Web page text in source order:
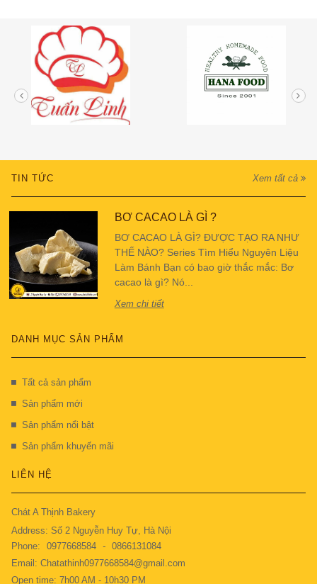
TIN TỨC Xem tất cả
BƠ CACAO LÀ GÌ ?
BƠ CACAO LÀ GÌ? ĐƯỢC TẠO RA NHƯ
THẾ NÀO? Series Tìm Hiểu Nguyên Liệu
Làm Bánh Bạn có bao giờ thắc mắc: Bơ
cacao là gì? Nó...
Xem chi tiết
DANH MỤC SẢN PHẨM
Tất cả sản phẩm
Sản phẩm mới
Sản phẩm nổi bật
Sản phẩm khuyến mãi
LIÊN HỆ
Chát A Thịnh Bakery
Address: Số 2 Nguyễn Huy Tự, Hà Nội
Phone:
0977668584 -
0866131084
Email: Chatathinh0977668584@gmail.com
Open time: 7h00 AM - 10h30 PM